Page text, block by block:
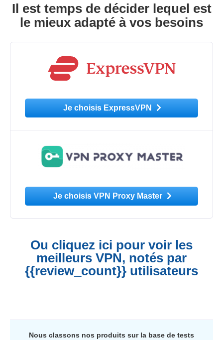
Il est temps de décider lequel est
le mieux adapté à vos besoins
Je choisis ExpressVPN
Je choisis VPN Proxy Master
Ou cliquez ici pour voir les
meilleurs VPN, notés par
{{review_count}} utilisateurs
Nous classons nos produits sur la base de tests